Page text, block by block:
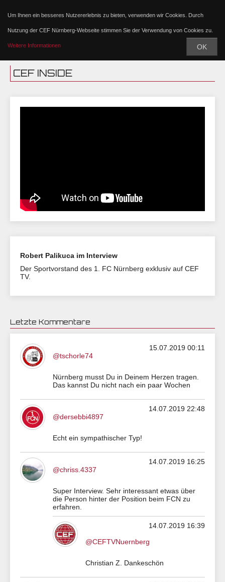
Um Ihnen ein besseres Nutzererlebnis zu bieten, verwenden wir Cookies. Durch
Nutzung der CEF Nürnberg-Webseite stimmen Sie der Verwendung von Cookies zu.
Weitere Informationen OK
CEF INSIDE
Robert Palikuca im Interview
Der Sportvorstand des 1. FC Nürnberg exklusiv auf CEF
TV.
Letzte Kommentare
15.07.2019 00:11
@tschorle74
Nürnberg musst Du in Deinem Herzen tragen.
Das kannst Du nicht nach ein paar Wochen
14.07.2019 22:48
@dersebbi4897
Echt ein sympathischer Typ!
14.07.2019 16:25
@chriss.4337
Super Interview. Sehr interessant etwas über
die Person hinter der Position beim FCN zu
erfahren.
14.07.2019 16:39
@CEFTVNuernberg
Christian Z. Dankeschön